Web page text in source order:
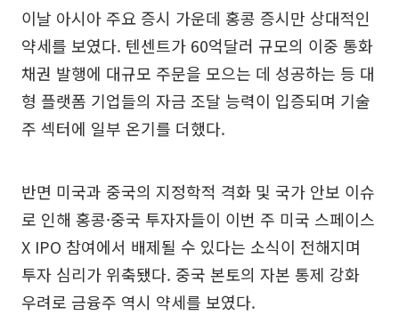
이날 아시아 주요 증시 가운데 홍콩 증시만 상대적인
약세를 보였다. 텐센트가 60억달러 규모의 이중 통화
채권 발행에 대규모 주문을 모으는 데 성공하는 등 대
형 플랫폼 기업들의 자금 조달 능력이 입증되며 기술
주 섹터에 일부 온기를 더했다.
반면 미국과 중국의 지정학적 격화 및 국가 안보 이슈
로 인해 홍콩·중국 투자자들이 이번 주 미국 스페이스
X IPO 참여에서 배제될 수 있다는 소식이 전해지며
투자 심리가 위축됐다. 중국 본토의 자본 통제 강화
우려로 금융주 역시 약세를 보였다.